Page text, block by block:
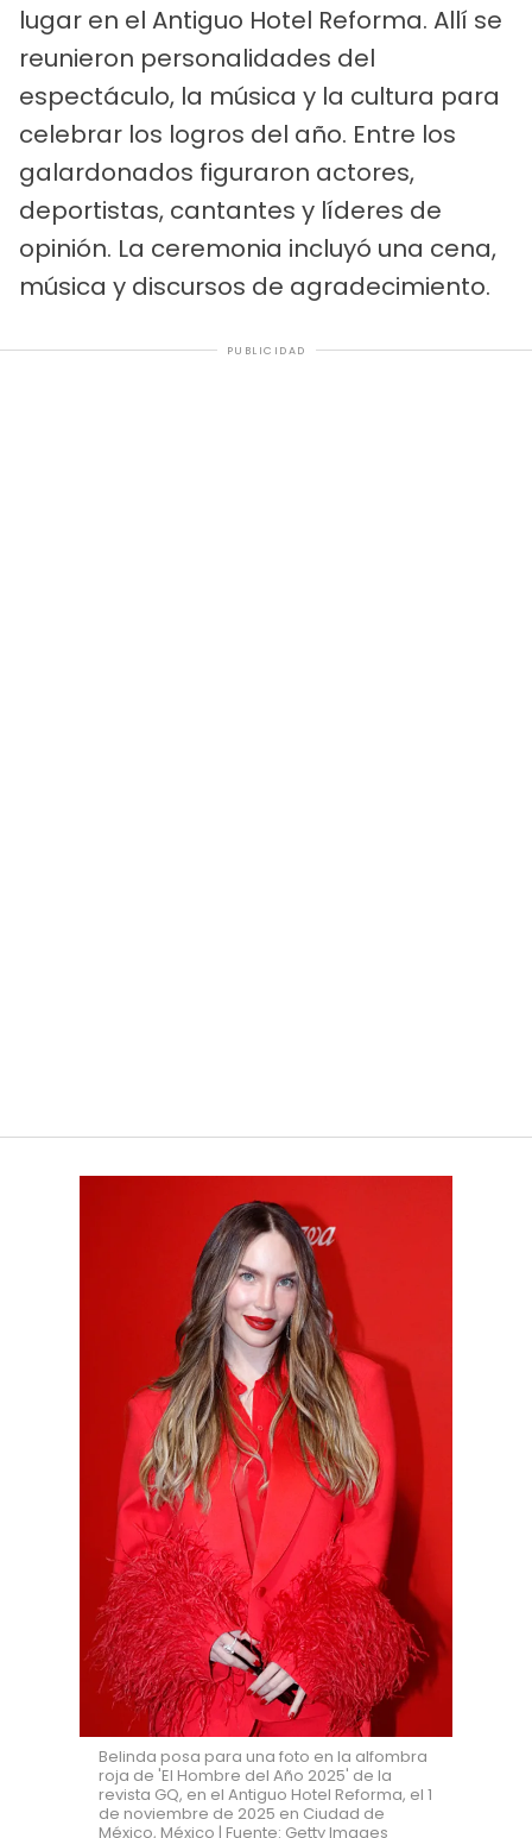
lugar en el Antiguo Hotel Reforma. Allí se
reunieron personalidades del
espectáculo, la música y la cultura para
celebrar los logros del año. Entre los
galardonados figuraron actores,
deportistas, cantantes y líderes de
opinión. La ceremonia incluyó una cena,
música y discursos de agradecimiento.
PUBLICIDAD
Belinda posa para una foto en la alfombra
roja de 'El Hombre del Año 2025' de la
revista GQ, en el Antiguo Hotel Reforma, el 1
de noviembre de 2025 en Ciudad de
México, México | Fuente: Getty Images